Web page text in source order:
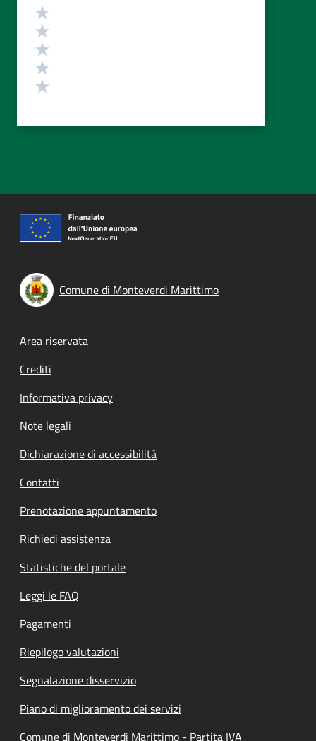
Valutazione
Comune di Monteverdi Marittimo
Footer menu
Area riservata
Crediti
Informativa privacy
Note legali
Dichiarazione di accessibilità
Contatti
Prenotazione appuntamento
Richiedi assistenza
Statistiche del portale
Leggi le FAQ
Pagamenti
Riepilogo valutazioni
Segnalazione disservizio
Piano di miglioramento dei servizi
Comune di Monteverdi Marittimo - Partita IVA